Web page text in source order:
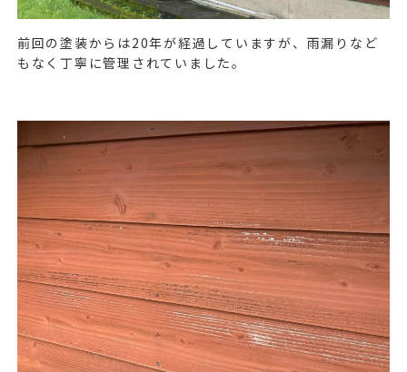
前回の塗装からは20年が経過していますが、雨漏りなど
もなく丁寧に管理されていました。